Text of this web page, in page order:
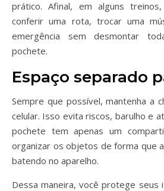
prático. Afinal, em alguns
conferir uma rota, trocar uma
emergência sem desmontar
pochete.
Espaço separado
Sempre que possível, mantenha a
celular. Isso evita riscos, barulho e
pochete tem apenas um
organizar os objetos de forma que
batendo no aparelho.
Dessa maneira, você protege seus